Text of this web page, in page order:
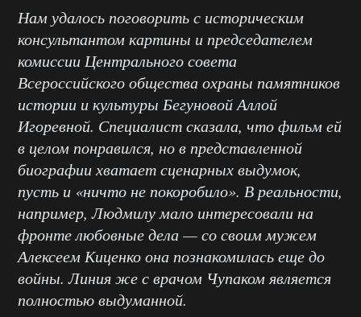
Нам удалось поговорить с историческим
консультантом картины и председателем
комиссии Центрального совета
Всероссийского общества охраны памятников
истории и культуры Бегуновой Аллой
Игоревной. Специалист сказала, что фильм ей
в целом понравился, но в представленной
биографии хватает сценарных выдумок,
пусть и «ничто не покоробило». В реальности,
например, Людмилу мало интересовали на
фронте любовные дела — со своим мужем
Алексеем Киценко она познакомилась еще до
войны. Линия же с врачом Чупаком является
полностью выдуманной.